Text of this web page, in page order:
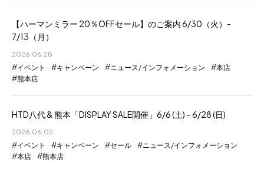
【ハーマンミラー 20％OFFセール】のご案内 6/30（火）-
7/13（月）
2026.06.28
イベント キャンペーン ニュース/インフォメーション
本店
熊本店
HTD八代 & 熊本「DISPLAY SALE開催」6/6 (土) – 6/28 (日)
2026.06.02
イベント キャンペーン セール
ニュース/インフォメーション
本店
熊本店